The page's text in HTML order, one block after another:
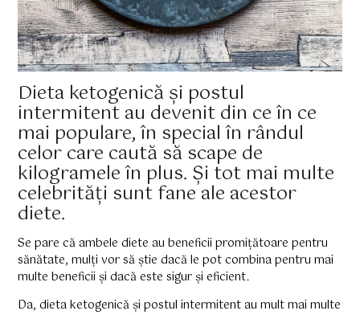
Dieta ketogenică și postul
intermitent au devenit din ce în ce
mai populare, în special în rândul
celor care caută să scape de
kilogramele în plus. Și tot mai multe
celebrități sunt fane ale acestor
diete.
Se pare că ambele diete au beneficii promițătoare pentru
sănătate, mulți vor să știe dacă le pot combina pentru mai
multe beneficii și dacă este sigur și eficient.
Da, dieta ketogenică și postul intermitent au mult mai multe